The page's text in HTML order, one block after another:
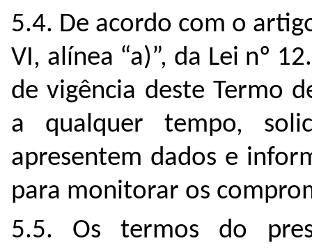
5.4. De acordo com o
VI, alínea “a)”, da Lei nº
de vigência deste Termo
a qualquer tempo,
apresentem dados e
para monitorar os
5.5. Os termos do